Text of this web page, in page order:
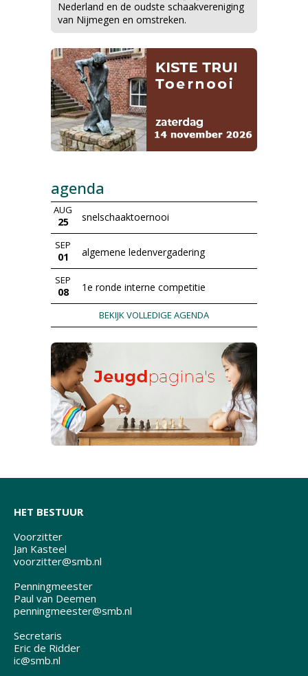
Nederland en de oudste schaakvereniging
van Nijmegen en omstreken.
agenda
AUG
25 snelschaaktoernooi
SEP
01 algemene ledenvergadering
SEP
08 1e ronde interne competitie
BEKIJK VOLLEDIGE AGENDA
HET BESTUUR
Voorzitter
Jan Kasteel
voorzitter@smb.nl
Penningmeester
Paul van Deemen
penningmeester@smb.nl
Secretaris
Eric de Ridder
ic@smb.nl